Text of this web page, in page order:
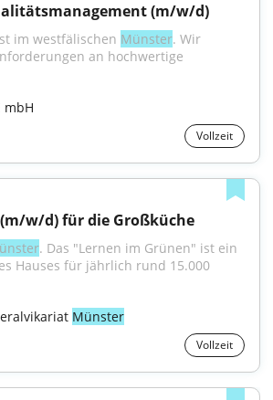
(m/w/d)
im westfälischen Münster. Wir
an hochwertige
mbH
Vollzeit
w/d) für die Großküche
. Das "Lernen im Grünen" ist ein
Hauses für jährlich rund 15.000
Münster
Vollzeit